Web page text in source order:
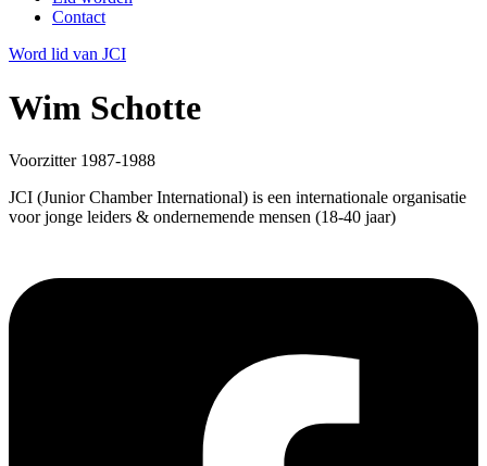
Contact
Word lid van JCI
Wim Schotte
Voorzitter 1987-1988
JCI (Junior Chamber International) is een internationale organisatie
voor jonge leiders & ondernemende mensen (18-40 jaar)